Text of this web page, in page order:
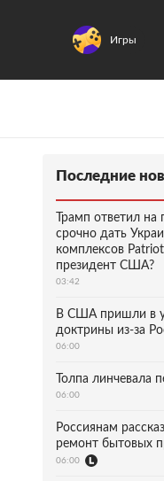
Игры
Последние
Трамп ответил на
срочно дать
комплексов
президент США?
03:42
В США пришли в
доктрины из-за
06:00
Толпа линчевала
06:00
Россиянам
ремонт бытовых
06:00